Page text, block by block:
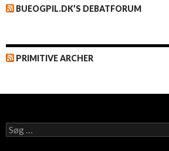
BUEOGPIL.DK’S DEBATFORUM
PRIMITIVE ARCHER
Søg
efter: